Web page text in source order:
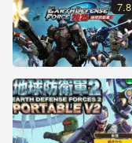
7.8